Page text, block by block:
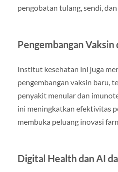
pengobatan tulang, sendi,
Pengembangan
Institut kesehatan ini juga
pengembangan vaksin baru,
penyakit menular dan
ini meningkatkan efektivitas
membuka peluang inovasi
Digital Health dan AI